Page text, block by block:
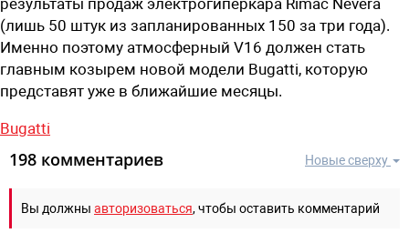
(лишь 50 штук из запланированных 150 за три года).
Именно поэтому атмосферный V16 должен стать
главным козырем новой модели Bugatti, которую
представят уже в ближайшие месяцы.
Bugatti
Новые сверху
198 комментариев
Вы должны авторизоваться, чтобы оставить комментарий